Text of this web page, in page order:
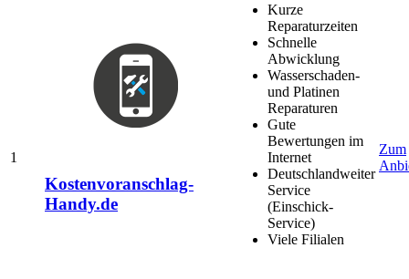
1
Kostenvoranschlag-
Handy.de
Kurze
Reparaturzeiten
Schnelle
Abwicklung
Wasserschaden-
und Platinen
Reparaturen
Gute
Bewertungen im
Internet
Deutschlandweiter
Service
(Einschick-
Service)
Viele Filialen
Zum